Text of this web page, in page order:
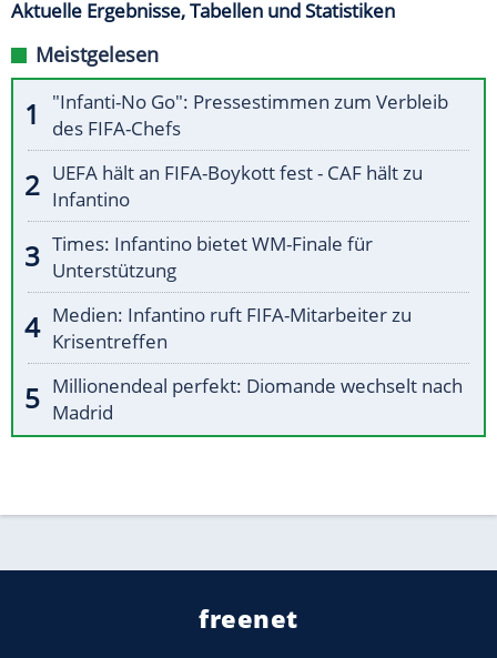
Aktuelle Ergebnisse, Tabellen und Statistiken
Meistgelesen
"Infanti-No Go": Pressestimmen zum Verbleib
des FIFA-Chefs
UEFA hält an FIFA-Boykott fest - CAF hält zu
Infantino
Times: Infantino bietet WM-Finale für
Unterstützung
Medien: Infantino ruft FIFA-Mitarbeiter zu
Krisentreffen
Millionendeal perfekt: Diomande wechselt nach
Madrid
freenet